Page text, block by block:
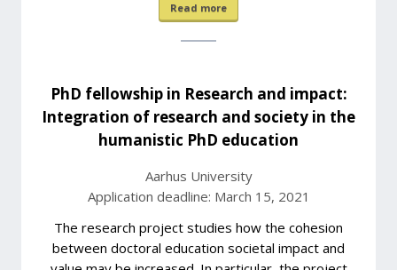
Read more
PhD fellowship in Research and impact:
Integration of research and society in the
humanistic PhD education
Aarhus University
Application deadline: March 15, 2021
The research project studies how the cohesion
between doctoral education societal impact and